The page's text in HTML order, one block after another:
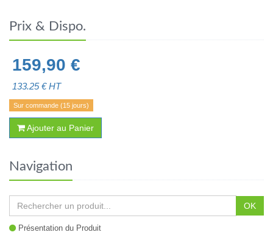
Prix & Dispo.
159,90 €
133.25€ HT
Sur commande (15 jours)
Ajouter au Panier
Navigation
OK
Présentation du Produit